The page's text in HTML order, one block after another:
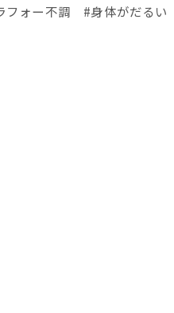
フォー不調 #身体がだる